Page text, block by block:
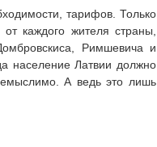
тарифов. Только
каждого жителя страны,
Римшевича и
население Латвии должно
А ведь это лишь